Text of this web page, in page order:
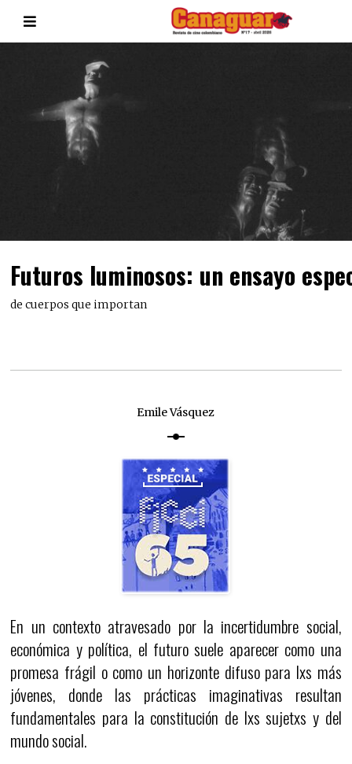
Futuros luminosos: un ensayo
de cuerpos que importan
Emile Vásquez
En un contexto atravesado por la incertidumbre social,
económica y política, el futuro suele aparecer como una
promesa frágil o como un horizonte difuso para lxs más
jóvenes, donde las prácticas imaginativas resultan
fundamentales para la constitución de lxs sujetxs y del
mundo social.